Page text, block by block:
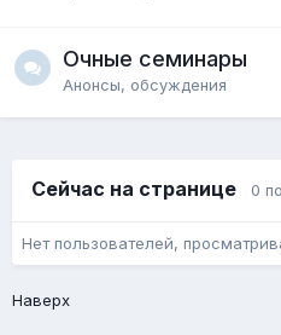
Очные семинары
Анонсы, обсуждения
Сейчас на странице 0
Нет пользователей,
Наверх